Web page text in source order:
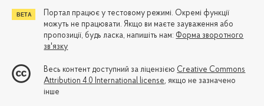
Портал працює у тестовому режимі. Окремі функції
можуть не працювати. Якщо ви маєте зауваження або
пропозиції, будь ласка, напишіть нам: Форма зворотного
зв'язку
Весь контент доступний за ліцензією Creative Commons
Attribution 4.0 International license, якщо не зазначено
інше